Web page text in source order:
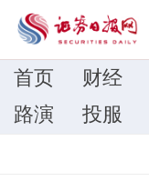
首页 财经
路演
投服